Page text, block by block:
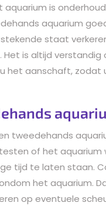
is
aquarium
staat
is altijd
het aanschaft, zodat
tweedehands
of het
tijd te laten staan.
het aquarium.
op eventuele